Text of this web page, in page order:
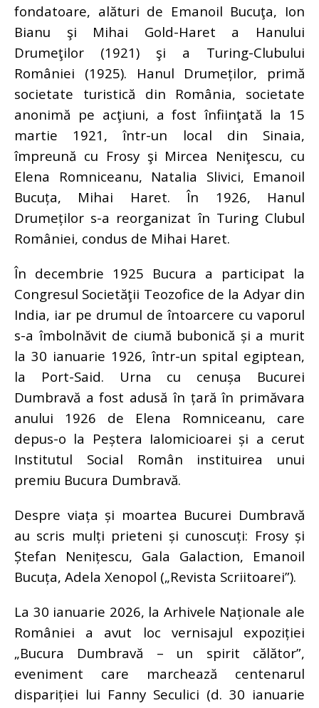
fondatoare, alături de Emanoil Bucuţa, Ion
Bianu şi Mihai Gold-Haret a Hanului
Drumeţilor (1921) şi a Turing-Clubului
României (1925). Hanul Drumeților, primă
societate turistică din România, societate
anonimă pe acţiuni, a fost înfiinţată la 15
martie 1921, într-un local din Sinaia,
împreună cu Frosy şi Mircea Neniţescu, cu
Elena Romniceanu, Natalia Slivici, Emanoil
Bucuța, Mihai Haret. În 1926, Hanul
Drumeților s-a reorganizat în Turing Clubul
României, condus de Mihai Haret.
În decembrie 1925 Bucura a participat la
Congresul Societăţii Teozofice de la Adyar din
India, iar pe drumul de întoarcere cu vaporul
s-a îmbolnăvit de ciumă bubonică și a murit
la 30 ianuarie 1926, într-un spital egiptean,
la Port-Said. Urna cu cenușa Bucurei
Dumbravă a fost adusă în țară în primăvara
anului 1926 de Elena Romniceanu, care
depus-o la Peștera Ialomicioarei și a cerut
Institutul Social Român instituirea unui
premiu Bucura Dumbravă.
Despre viața și moartea Bucurei Dumbravă
au scris mulți prieteni și cunoscuți: Frosy și
Ștefan Nenițescu, Gala Galaction, Emanoil
Bucuța, Adela Xenopol („Revista Scriitoarei”).
La 30 ianuarie 2026, la Arhivele Naționale ale
României a avut loc vernisajul expoziției
„Bucura Dumbravă – un spirit călător”,
eveniment care marchează centenarul
dispariției lui Fanny Seculici (d. 30 ianuarie